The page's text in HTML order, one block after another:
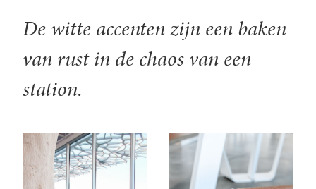
De witte accenten zijn een baken
van rust in de chaos van een
station.